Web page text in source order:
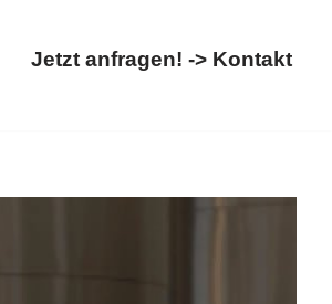
Jetzt anfragen! -> Kontakt